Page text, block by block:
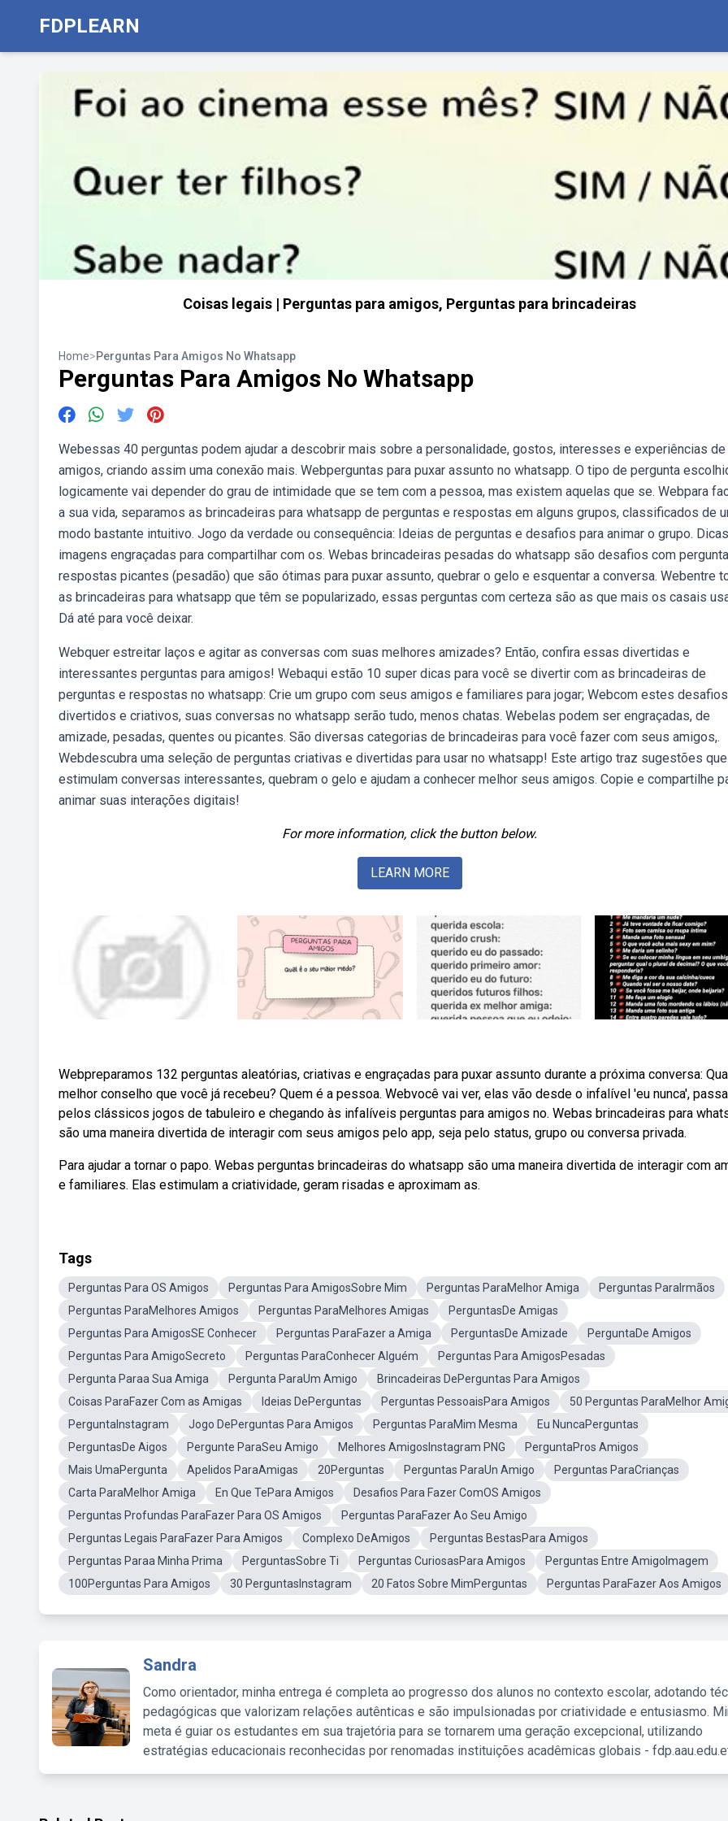
FDPLEARN
Coisas legais | Perguntas para amigos, Perguntas para brincadeiras
Home>Perguntas Para Amigos No Whatsapp
Perguntas Para Amigos No Whatsapp
Webessas 40 perguntas podem ajudar a descobrir mais sobre a personalidade, gostos, interesses e experiências
amigos, criando assim uma conexão mais. Webperguntas para puxar assunto no whatsapp. O tipo de pergunta
logicamente vai depender do grau de intimidade que se tem com a pessoa, mas existem aquelas que se. Webpara
a sua vida, separamos as brincadeiras para whatsapp de perguntas e respostas em alguns grupos, classificados de
modo bastante intuitivo. Jogo da verdade ou consequência: Ideias de perguntas e desafios para animar o grupo.
imagens engraçadas para compartilhar com os. Webas brincadeiras pesadas do whatsapp são desafios com
respostas picantes (pesadão) que são ótimas para puxar assunto, quebrar o gelo e esquentar a conversa. Webentre
as brincadeiras para whatsapp que têm se popularizado, essas perguntas com certeza são as que mais os casais
Dá até para você deixar.
Webquer estreitar laços e agitar as conversas com suas melhores amizades? Então, confira essas divertidas e
interessantes perguntas para amigos! Webaqui estão 10 super dicas para você se divertir com as brincadeiras de
perguntas e respostas no whatsapp: Crie um grupo com seus amigos e familiares para jogar; Webcom estes desafios
divertidos e criativos, suas conversas no whatsapp serão tudo, menos chatas. Webelas podem ser engraçadas, de
amizade, pesadas, quentes ou picantes. São diversas categorias de brincadeiras para você fazer com seus amigos,.
Webdescubra uma seleção de perguntas criativas e divertidas para usar no whatsapp! Este artigo traz sugestões que
estimulam conversas interessantes, quebram o gelo e ajudam a conhecer melhor seus amigos. Copie e compartilhe
animar suas interações digitais!
For more information, click the button below.
LEARN MORE
Webpreparamos 132 perguntas aleatórias, criativas e engraçadas para puxar assunto durante a próxima conversa:
melhor conselho que você já recebeu? Quem é a pessoa. Webvocê vai ver, elas vão desde o infalível 'eu nunca',
pelos clássicos jogos de tabuleiro e chegando às infalíveis perguntas para amigos no. Webas brincadeiras para
são uma maneira divertida de interagir com seus amigos pelo app, seja pelo status, grupo ou conversa privada.
Para ajudar a tornar o papo. Webas perguntas brincadeiras do whatsapp são uma maneira divertida de interagir com
e familiares. Elas estimulam a criatividade, geram risadas e aproximam as.
Tags
Perguntas Para OS Amigos Perguntas Para AmigosSobre Mim Perguntas ParaMelhor Amiga
Perguntas ParaIrmãos
Perguntas ParaMelhores Amigos
Perguntas ParaMelhores Amigas
PerguntasDe Amigas
Perguntas Para AmigosSE Conhecer
Perguntas ParaFazer a Amiga PerguntasDe Amizade
PerguntaDe Amigos
Perguntas Para AmigoSecreto
Perguntas ParaConhecer Alguém
Perguntas Para AmigosPesadas
Pergunta Paraa Sua Amiga
Pergunta ParaUm Amigo
Brincadeiras DePerguntas Para Amigos
Coisas ParaFazer Com as Amigas
Ideias DePerguntas Perguntas PessoaisPara Amigos
50 Perguntas ParaMelhor
PerguntaInstagram
Jogo DePerguntas Para Amigos Perguntas ParaMim Mesma
Eu NuncaPerguntas
PerguntasDe Aigos
Pergunte ParaSeu Amigo Melhores AmigosInstagram PNG
PerguntaPros Amigos
Mais UmaPergunta
Apelidos ParaAmigas 20Perguntas Perguntas ParaUn Amigo
Perguntas ParaCrianças
Carta ParaMelhor Amiga
En Que TePara Amigos
Desafios Para Fazer ComOS Amigos
Perguntas Profundas ParaFazer Para OS Amigos
Perguntas ParaFazer Ao Seu Amigo
Perguntas Legais ParaFazer Para Amigos
Complexo DeAmigos
Perguntas BestasPara Amigos
Perguntas Paraa Minha Prima
PerguntasSobre Ti Perguntas CuriosasPara Amigos
Perguntas Entre AmigoImagem
100Perguntas Para Amigos
30 PerguntasInstagram 20 Fatos Sobre MimPerguntas Perguntas ParaFazer Aos Amigos
Sandra
Como orientador, minha entrega é completa ao progresso dos alunos no contexto escolar, adotando
pedagógicas que valorizam relações autênticas e são impulsionadas por criatividade e entusiasmo.
meta é guiar os estudantes em sua trajetória para se tornarem uma geração excepcional, utilizando
estratégias educacionais reconhecidas por renomadas instituições acadêmicas globais -